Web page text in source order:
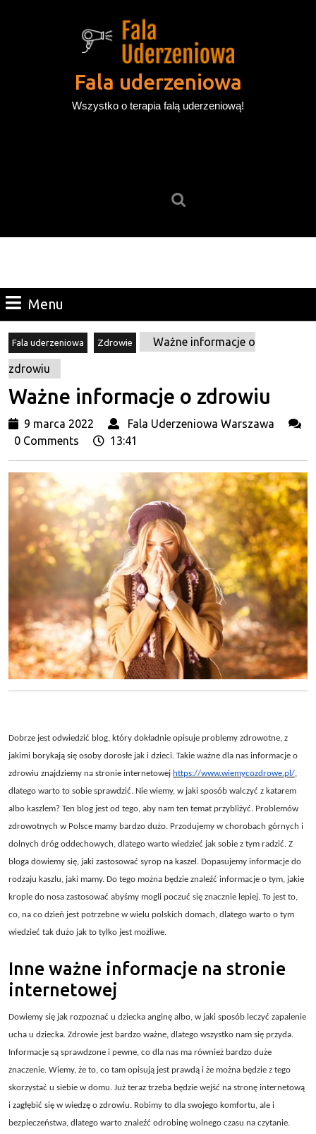
Fala uderzeniowa
Wszystko o terapia falą uderzeniową!
Menu
Fala uderzeniowa Zdrowie Ważne informacje o
zdrowiu
Ważne informacje o zdrowiu
9 marca 2022
9
marca
Fala Uderzeniowa Warszawa
Fala
0 Comments 13:41
Dobrze jest odwiedzić blog, który dokładnie opisuje problemy zdrowotne, z
jakimi borykają się osoby dorosłe jak i dzieci. Takie ważne dla nas informacje o
zdrowiu znajdziemy na stronie internetowej https://www.wiemycozdrowe.pl/
dlatego warto to sobie sprawdzić. Nie wiemy, w jaki sposób walczyć z katarem
albo kaszlem? Ten blog jest od tego, aby nam ten temat przybliżyć. Problemów
zdrowotnych w Polsce mamy bardzo dużo. Przodujemy w chorobach górnych i
dolnych dróg oddechowych, dlatego warto wiedzieć jak sobie z tym radzić. Z
bloga dowiemy się, jaki zastosować syrop na kaszel. Dopasujemy informacje do
rodzaju kaszlu, jaki mamy. Do tego można będzie znaleźć informacje o tym, jakie
krople do nosa zastosować abyśmy mogli poczuć się znacznie lepiej. To jest to,
co, na co dzień jest potrzebne w wielu polskich domach, dlatego warto o tym
wiedzieć tak dużo jak to tylko jest możliwe.
Inne ważne informacje na stronie
internetowej
Dowiemy się jak rozpoznać u dziecka anginę albo, w jaki sposób leczyć zapalenie
ucha u dziecka. Zdrowie jest bardzo ważne, dlatego wszystko nam się przyda.
Informacje są sprawdzone i pewne, co dla nas ma również bardzo duże
znaczenie. Wiemy, że to, co tam opisują jest prawdą i że można będzie z tego
skorzystać u siebie w domu. Już teraz trzeba będzie wejść na stronę internetową
i zagłębić się w wiedzę o zdrowiu. Robimy to dla swojego komfortu, ale i
bezpieczeństwa, dlatego warto znaleźć odrobinę wolnego czasu na czytanie.